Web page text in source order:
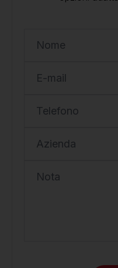
Nome
E-mail
Telefono
Azienda
Nota